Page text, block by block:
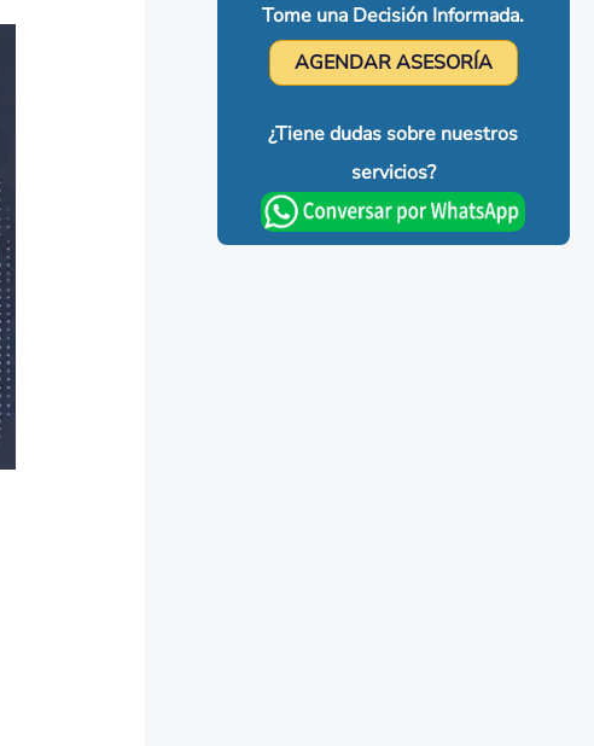
Tome una Decisión Informada.
AGENDAR ASESORÍA
¿Tiene dudas sobre nuestros
servicios?